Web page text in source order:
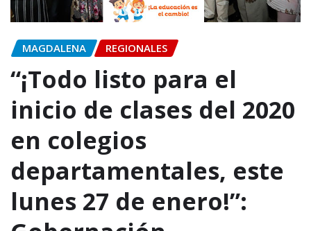
MAGDALENA REGIONALES
“¡Todo listo para el
inicio de clases del 2020
en colegios
departamentales, este
lunes 27 de enero!”: